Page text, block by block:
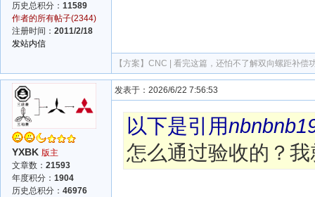
历史总积分： 11589
作者的所有帖子(2344)
注册时间： 2011/2/18
发站内信
【方案】 CNC | 看完这篇，还怕不了解双向螺距补偿
YXBK 版主
文章数： 21593
年度积分： 1904
历史总积分： 46976
发表于：2026/6/22 7:56:53
以下是引用
怎么通过验收的？